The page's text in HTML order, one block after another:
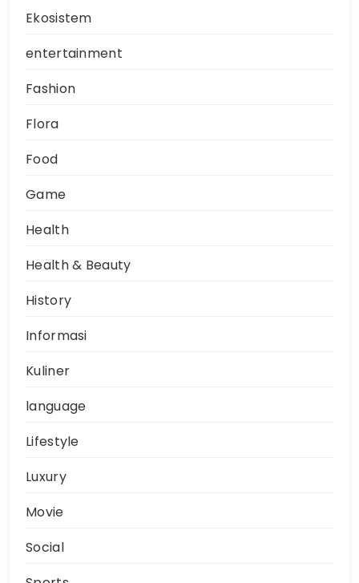
Ekosistem
entertainment
Fashion
Flora
Food
Game
Health
Health & Beauty
History
Informasi
Kuliner
language
Lifestyle
Luxury
Movie
Social